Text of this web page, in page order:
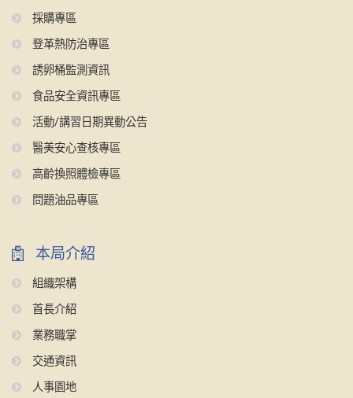
採購專區
登革熱防治專區
誘卵桶監測資訊
食品安全資訊專區
活動/講習日期異動公告
醫美安心查核專區
高齡換照體檢專區
問題油品專區
本局介紹
組織架構
首長介紹
業務職掌
交通資訊
人事園地